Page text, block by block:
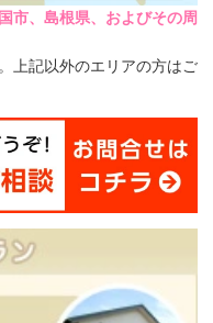
市、島根県、およびその周
上記以外のエリアの方はご